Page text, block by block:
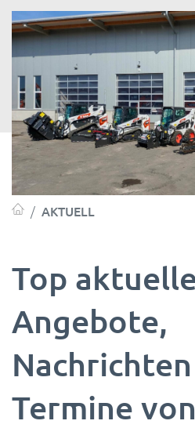
AKTUELL
Top
Angebote,
Termine von